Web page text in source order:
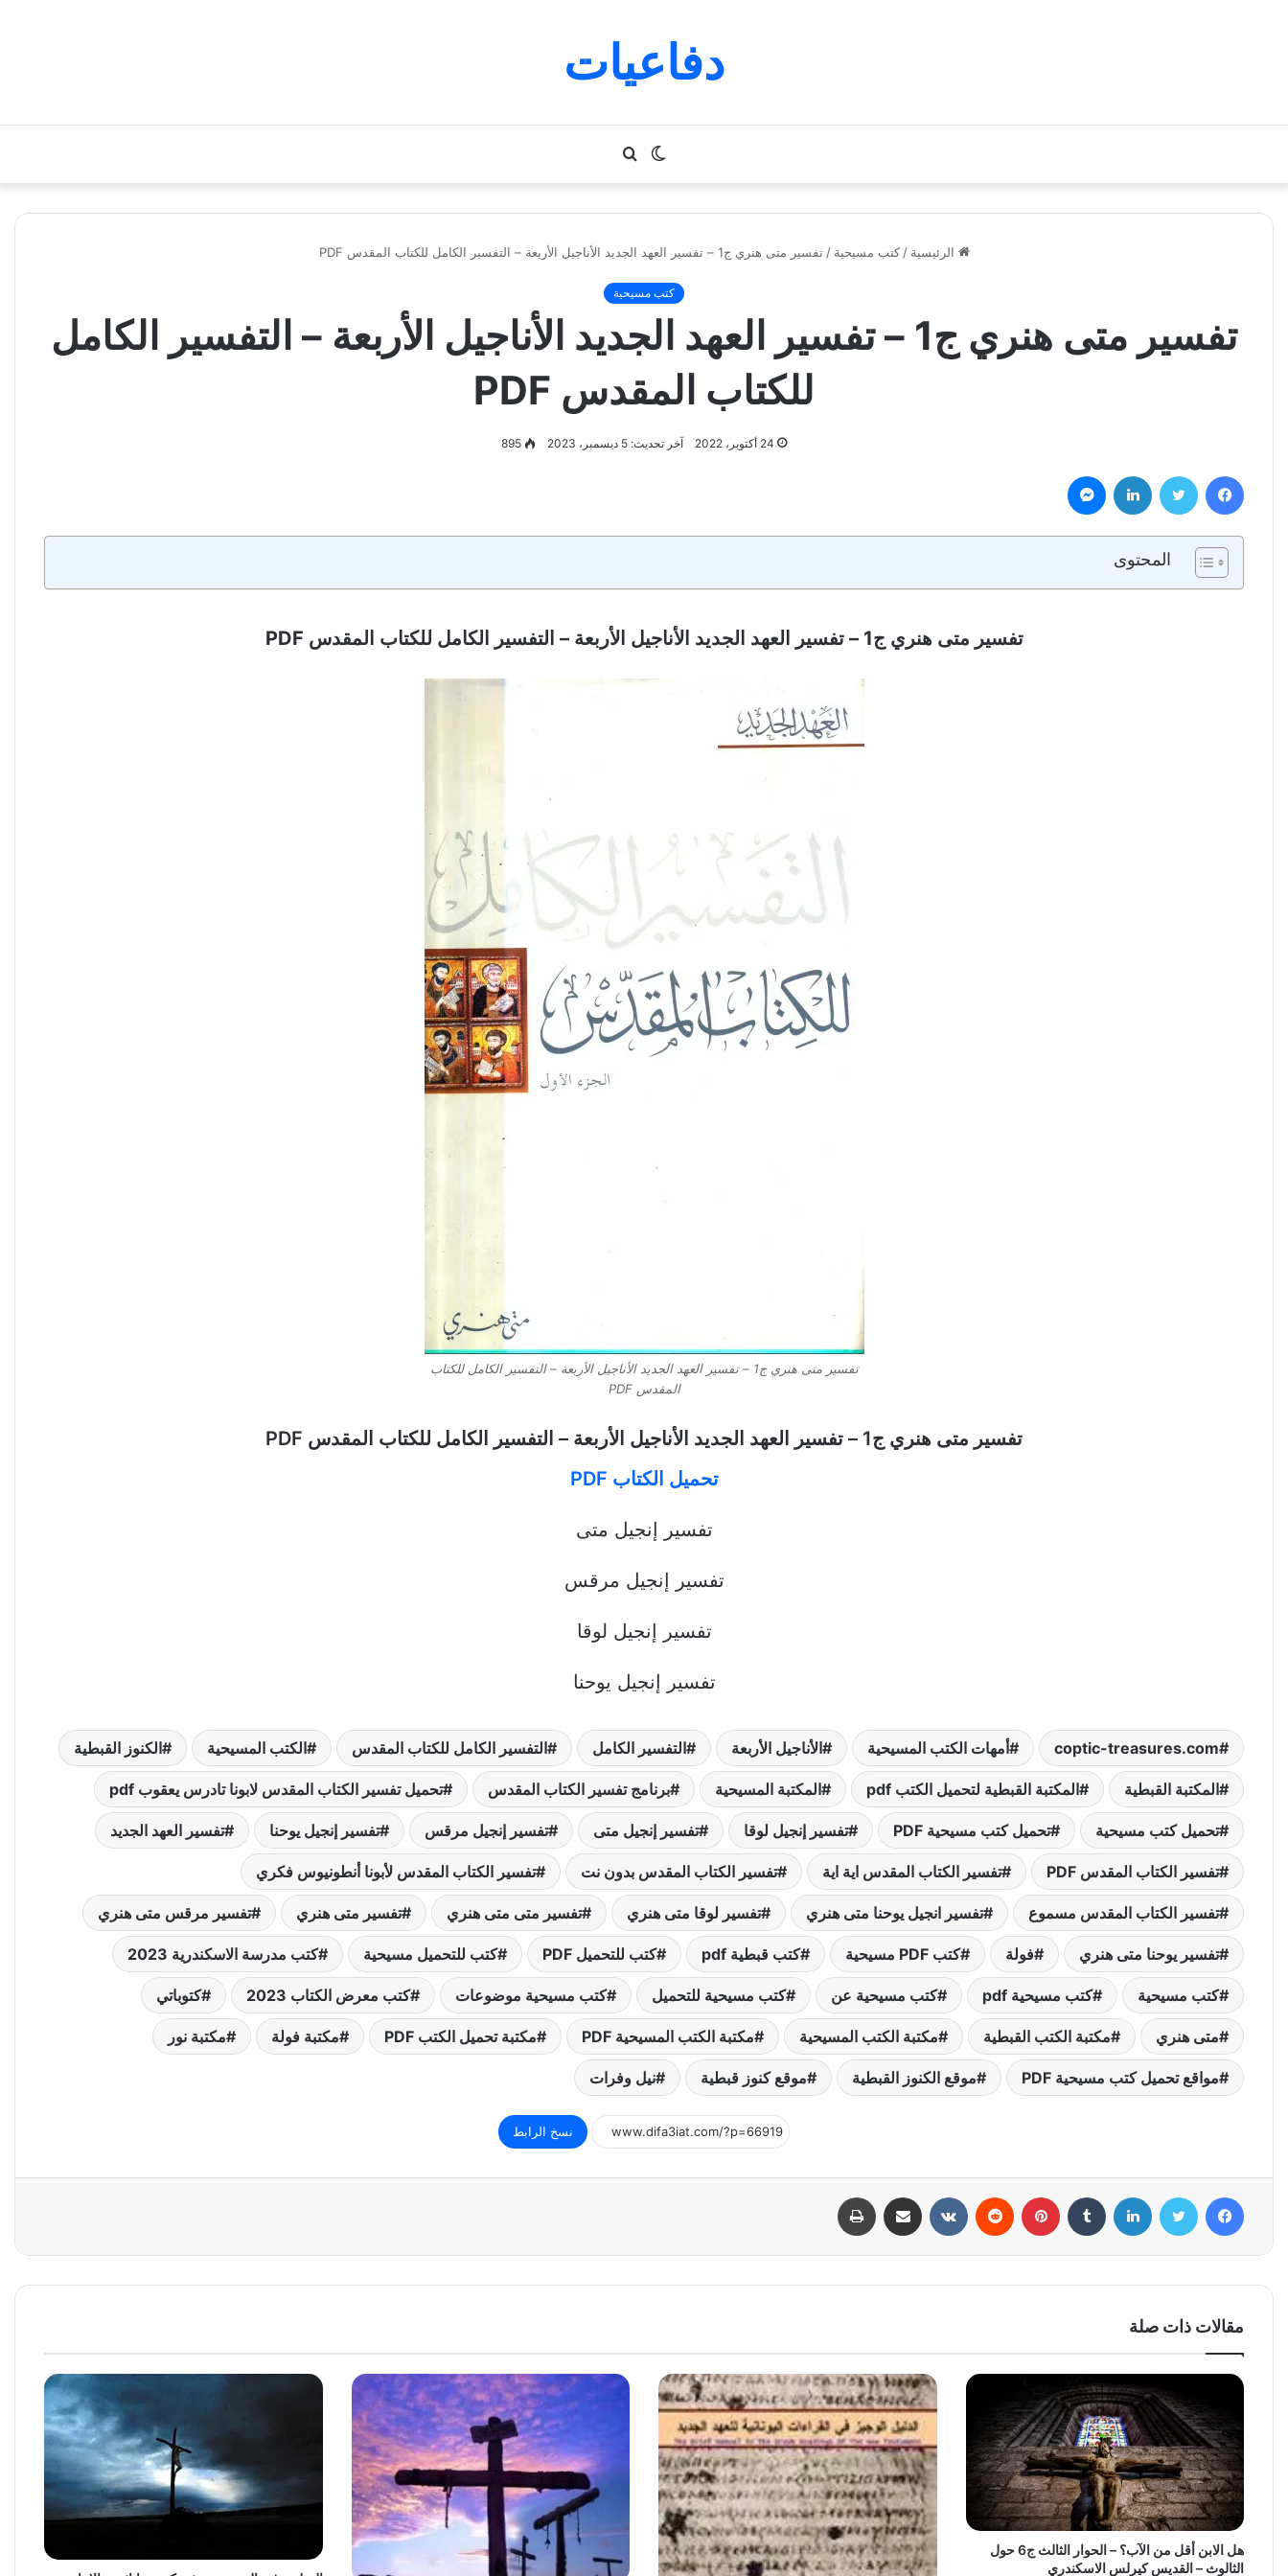
دفاعيات
بحث
عن
الوضع
المظلم
الرئيسية / كتب مسيحية / تفسير متى هنري ج1 – تفسير العهد الجديد الأناجيل الأربعة – التفسير الكامل للكتاب المقدس PDF
كتب مسيحية
تفسير متى هنري ج1 – تفسير العهد الجديد الأناجيل الأربعة – التفسير الكامل
للكتاب المقدس PDF
24 أكتوبر، 2022 آخر تحديث: 5 ديسمبر، 2023 895
فيسبوك تويتر لينكدإن
المحتوى
تفسير متى هنري ج1 – تفسير العهد الجديد الأناجيل الأربعة – التفسير الكامل للكتاب المقدس PDF
تفسير متى هنري ج1 – تفسير العهد الجديد الأناجيل الأربعة – التفسير الكامل للكتاب
المقدس PDF
تفسير متى هنري ج1 – تفسير العهد الجديد الأناجيل الأربعة – التفسير الكامل للكتاب المقدس PDF
تحميل الكتاب PDF
تفسير إنجيل متى
تفسير إنجيل مرقس
تفسير إنجيل لوقا
تفسير إنجيل يوحنا
coptic-treasures.com أمهات الكتب المسيحية الأناجيل الأربعة التفسير الكامل التفسير الكامل للكتاب المقدس الكتب المسيحية الكنوز القبطية
المكتبة القبطية المكتبة القبطية لتحميل الكتب pdf المكتبة المسيحية برنامج تفسير الكتاب المقدس تحميل تفسير الكتاب المقدس لابونا تادرس يعقوب pdf
تحميل كتب مسيحية تحميل كتب مسيحية PDF تفسير إنجيل لوقا تفسير إنجيل متى تفسير إنجيل مرقس تفسير إنجيل يوحنا تفسير العهد الجديد
تفسير الكتاب المقدس PDF تفسير الكتاب المقدس اية اية تفسير الكتاب المقدس بدون نت تفسير الكتاب المقدس لأبونا أنطونيوس فكري
تفسير الكتاب المقدس مسموع تفسير انجيل يوحنا متى هنري تفسير لوقا متى هنري تفسير متى متى هنري تفسير متى هنري تفسير مرقس متى هنري
تفسير يوحنا متى هنري فولة كتب PDF مسيحية كتب قبطية pdf كتب للتحميل PDF كتب للتحميل مسيحية كتب مدرسة الاسكندرية 2023
كتب مسيحية كتب مسيحية pdf كتب مسيحية عن كتب مسيحية للتحميل كتب مسيحية موضوعات كتب معرض الكتاب 2023 كتوباتي
متى هنري مكتبة الكتب القبطية مكتبة الكتب المسيحية مكتبة الكتب المسيحية PDF مكتبة تحميل الكتب PDF مكتبة فولة مكتبة نور
مواقع تحميل كتب مسيحية PDF موقع الكنوز القبطية موقع كنوز قبطية نيل وفرات
نسخ الرابط
فيسبوك تويتر لينكدإن بينتيريست مشاركة عبر البريد
مقالات ذات صلة
هل الابن أقل من الآب؟ – الحوار الثالث ج6 حول
الثالوث – القديس كيرلس الاسكندري